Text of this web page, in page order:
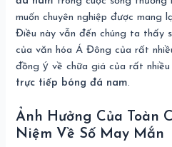
muốn chuyên nghiệp được mang
Điều này vẫn đến chúng ta thấy
của văn hóa Á Đông của rất
đồng ý về chữa giá của rất nhiều
trực tiếp bóng đá nam.
Ảnh Hưởng Của Toàn
Niệm Về Số May Mắn